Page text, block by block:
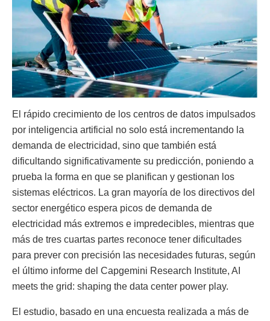
El rápido crecimiento de los centros de datos impulsados
por inteligencia artificial no solo está incrementando la
demanda de electricidad, sino que también está
dificultando significativamente su predicción, poniendo a
prueba la forma en que se planifican y gestionan los
sistemas eléctricos. La gran mayoría de los directivos del
sector energético espera picos de demanda de
electricidad más extremos e impredecibles, mientras que
más de tres cuartas partes reconoce tener dificultades
para prever con precisión las necesidades futuras, según
el último informe del Capgemini Research Institute, AI
meets the grid: shaping the data center power play.
El estudio, basado en una encuesta realizada a más de